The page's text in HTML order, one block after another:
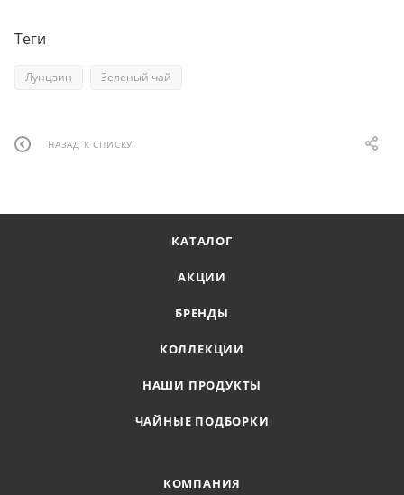
Теги
Лунцзин Зеленый чай
НАЗАД К СПИСКУ
КАТАЛОГ
АКЦИИ
БРЕНДЫ
КОЛЛЕКЦИИ
НАШИ ПРОДУКТЫ
ЧАЙНЫЕ ПОДБОРКИ
КОМПАНИЯ